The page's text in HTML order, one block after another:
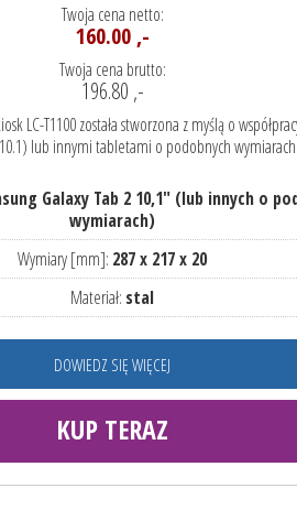
Twoja cena netto:
160.00 ,-
Twoja cena brutto:
196.80 ,-
LC-T1100 została stworzona z myślą o
lub innymi tabletami o podobnych
Galaxy Tab 2 10,1" (lub innych o
wymiarach)
Wymiary [mm]: 287 x 217 x 20
Materiał: stal
DOWIEDZ SIĘ WIĘCEJ
KUP TERAZ